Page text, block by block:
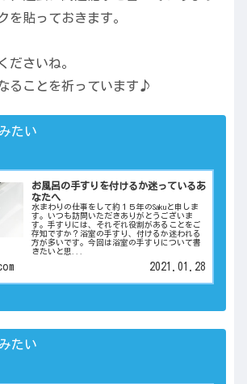
を貼っておきます。
ださいね。
ることを祈っています♪
たい
お風呂の手すりを付けるか迷っているあ
なたへ
水まわりの仕事をして約１５年のSakuと申しま
す。いつも訪問いただきありがとうございま
す。手すりには、それぞれ役割があることをご
存知ですか？浴室の手すり、付けるか迷われる
方が多いです。今回は浴室の手すりについて書
きたいと思...
2021.01.28
たい